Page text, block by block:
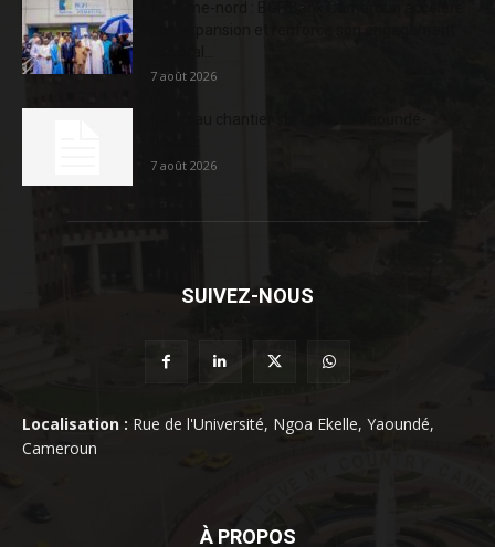
7 août 2026
7 août 2026
SUIVEZ-NOUS
Localisation : Rue de l'Université, Ngoa Ekelle, Yaoundé,
Cameroun
À PROPOS